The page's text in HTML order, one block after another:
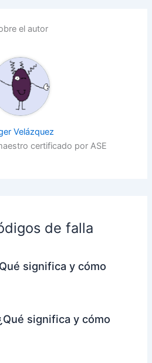
el autor
Velázquez
certificado por ASE
de falla
significa y cómo
significa y cómo